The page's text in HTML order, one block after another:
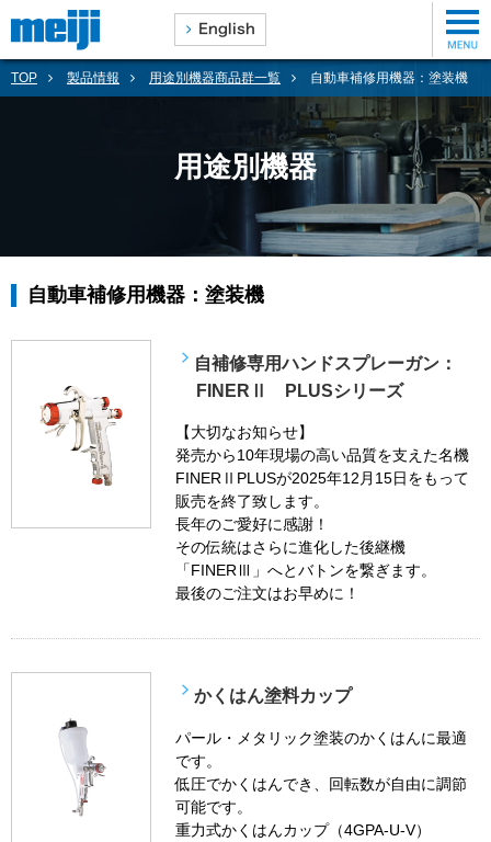
TOP 製品情報 用途別機器商品群一覧 自動車補修用機器：塗装機
用途別機器
自動車補修用機器：塗装機
自補修専用ハンドスプレーガン：
FINERⅡ PLUSシリーズ
【大切なお知らせ】
発売から10年現場の高い品質を支えた名機
FINERⅡPLUSが2025年12月15日をもって
販売を終了致します。
長年のご愛好に感謝！
その伝統はさらに進化した後継機
「FINERⅢ」へとバトンを繋ぎます。
最後のご注文はお早めに！
かくはん塗料カップ
パール・メタリック塗装のかくはんに最適
です。
低圧でかくはんでき、回転数が自由に調節
可能です。
重力式かくはんカップ（4GPA-U-V）